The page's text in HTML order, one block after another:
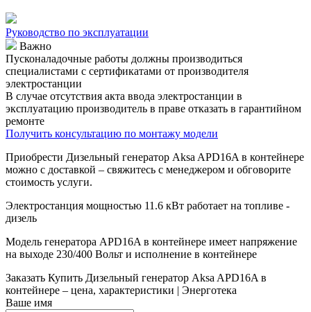
Руководство по эксплуатации
Важно
Пусконаладочные работы должны производиться
специалистами с сертификатами от производителя
электростанции
В случае отсутствия акта ввода электростанции в
эксплуатацию производитель в праве отказать в гарантийном
ремонте
Получить консультацию по монтажу модели
Приобрести Дизельный генератор Aksa APD16A в контейнере
можно с доставкой – свяжитесь с менеджером и обговорите
стоимость услуги.
Электростанция мощностью 11.6 кВт работает на топливе -
дизель
Модель генератора APD16A в контейнере имеет напряжение
на выходе 230/400 Вольт и исполнение в контейнере
Заказать Купить Дизельный генератор Aksa APD16A в
контейнере – цена, характеристики | Энерготека
Ваше имя